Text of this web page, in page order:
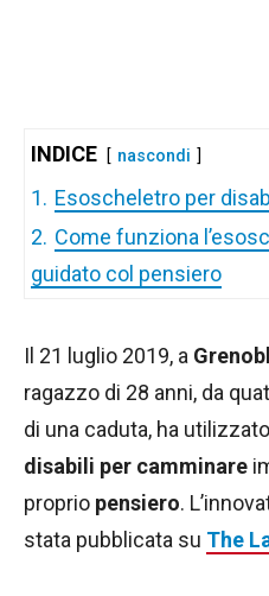
INDICE nascondi
1. Esoscheletro per
2. Come funziona
guidato col pensiero
Il 21 luglio 2019, a
ragazzo di 28 anni, da
di una caduta, ha
disabili per camminare
proprio pensiero.
stata pubblicata su The